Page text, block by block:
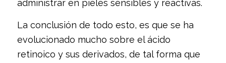
administrar en pieles sensibles y reactivas.
La conclusión de todo esto, es que se ha
evolucionado mucho sobre el ácido
retinoico y sus derivados, de tal forma que